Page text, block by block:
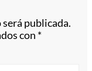
publicada.
con *